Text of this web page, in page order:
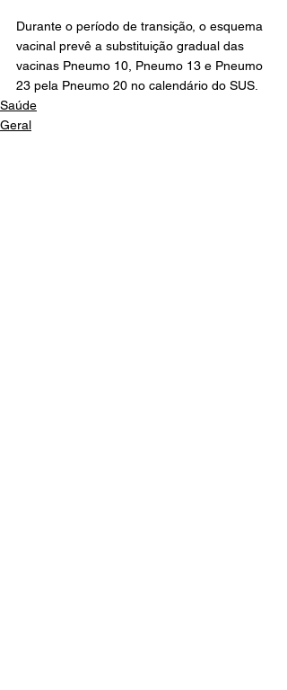
Durante o período de transição, o esquema
vacinal prevê a substituição gradual das
vacinas Pneumo 10, Pneumo 13 e Pneumo
23 pela Pneumo 20 no calendário do SUS.
Saúde
Geral